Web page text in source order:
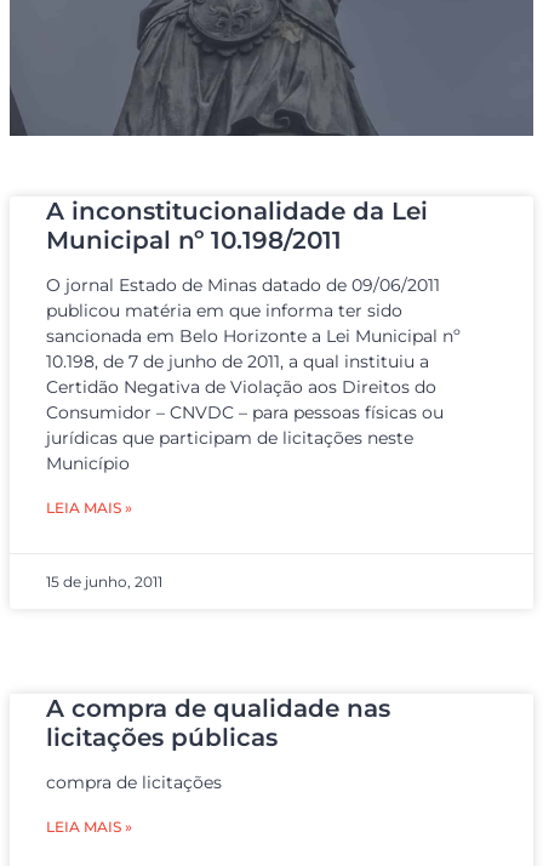
A inconstitucionalidade da Lei
Municipal nº 10.198/2011
O jornal Estado de Minas datado de 09/06/2011
publicou matéria em que informa ter sido
sancionada em Belo Horizonte a Lei Municipal nº
10.198, de 7 de junho de 2011, a qual instituiu a
Certidão Negativa de Violação aos Direitos do
Consumidor – CNVDC – para pessoas físicas ou
jurídicas que participam de licitações neste
Município
LEIA MAIS »
15 de junho, 2011
A compra de qualidade nas
licitações públicas
compra de licitações
LEIA MAIS »